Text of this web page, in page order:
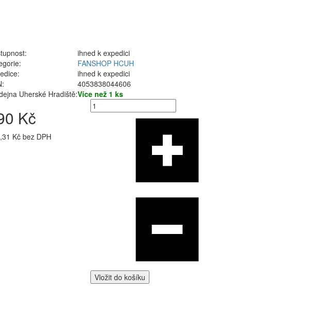
ihned k expedici
FANSHOP HCUH
ihned k expedici
4053838044606
Uherské Hradiště:Více než 1 ks
Kč
Kč bez DPH
Vložit do košíku